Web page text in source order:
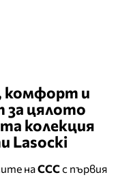
комфорт и
за цялото
колекция
Lasocki
наCCCс първия